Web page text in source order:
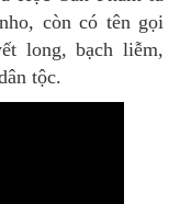
còn có tên gọi
long, bạch liễm,
tộc.